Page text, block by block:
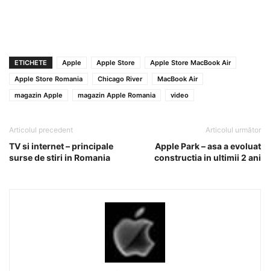
ETICHETE Apple Apple Store
Apple Store MacBook Air
Apple Store Romania
Chicago River
MacBook Air
magazin Apple
magazin Apple Romania video
Articolul precedent
TV si internet – principale
surse de stiri in Romania
Articolul următor
Apple Park – asa a evoluat
constructia in ultimii 2 ani